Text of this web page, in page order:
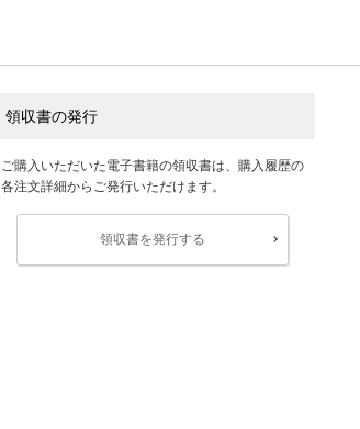
領収書の発行
ご購入いただいた電子書籍の領収書は、購入履歴の
各注文詳細からご発行いただけます。
領収書を発行する